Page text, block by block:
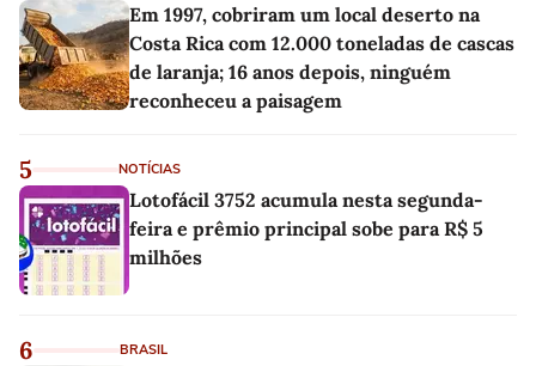
Em 1997, cobriram um local deserto na
Costa Rica com 12.000 toneladas de cascas
de laranja; 16 anos depois, ninguém
reconheceu a paisagem
5 NOTÍCIAS
Lotofácil 3752 acumula nesta segunda-
feira e prêmio principal sobe para R$ 5
milhões
6 BRASIL